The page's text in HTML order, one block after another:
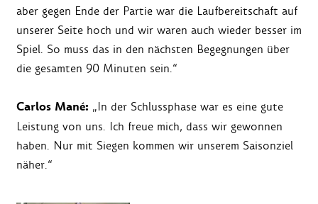
aber gegen Ende der Partie war die Laufbereitschaft auf
unserer Seite hoch und wir waren auch wieder besser im
Spiel. So muss das in den nächsten Begegnungen über
die gesamten 90 Minuten sein.“
Carlos Mané: „In der Schlussphase war es eine gute
Leistung von uns. Ich freue mich, dass wir gewonnen
haben. Nur mit Siegen kommen wir unserem Saisonziel
näher.“